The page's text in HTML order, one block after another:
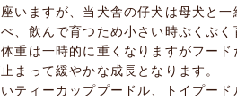
いますが、当犬舎の仔犬は母犬と
、飲んで育つため小さい時ぷくぷく
重は一時的に重くなりますがフード
まって緩やかな成長となります。
ティーカッププードル、トイプー